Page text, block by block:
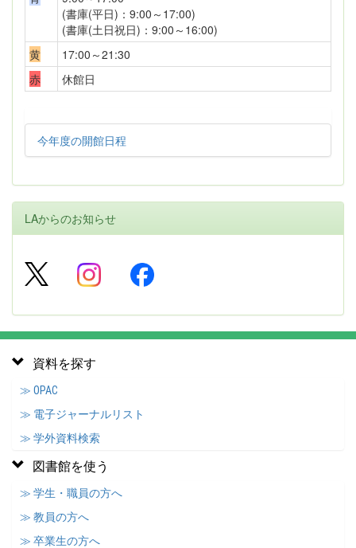
(書庫(平日)：9:00～17:00)
(書庫(土日祝日)：9:00～16:00)
黄
17:00～21:30
赤
休館日
今年度の開館日程
LAからのお知らせ
資料を探す
≫ OPAC
≫ 電子ジャーナルリスト
≫ 学外資料検索
図書館を使う
≫ 学生・職員の方へ
≫ 教員の方へ
≫ 卒業生の方へ